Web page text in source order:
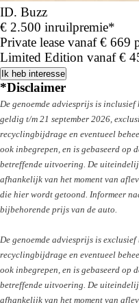
ID. Buzz
€ 2.500 inruilpremie*
Private lease vanaf € 669
Limited Edition vanaf €
Ik heb interesse
*Disclaimer
De genoemde adviesprijs is
geldig t/m 21 september 2026,
recyclingbijdrage en eventueel
ook inbegrepen, en is gebaseerd op
betreffende uitvoering. De
afhankelijk van het moment van
die hier wordt getoond. Informeer
bijbehorende prijs van de auto.
De genoemde adviesprijs is
recyclingbijdrage en eventueel
ook inbegrepen, en is gebaseerd op
betreffende uitvoering. De
afhankelijk van het moment van